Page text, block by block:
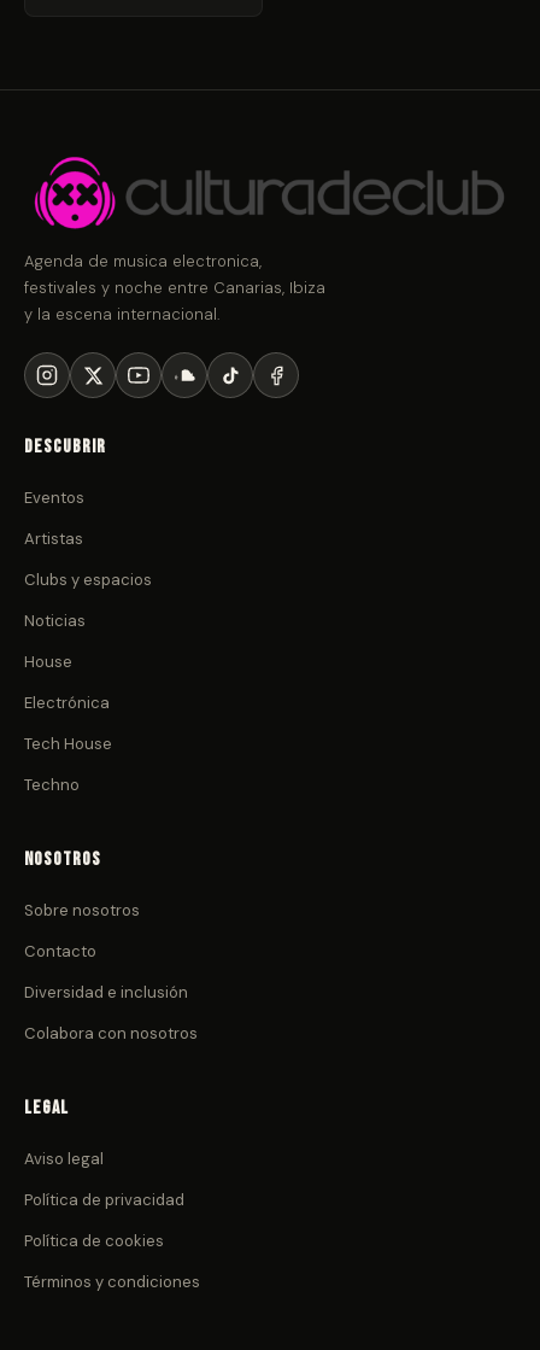
Agenda de musica electronica,
festivales y noche entre Canarias, Ibiza
y la escena internacional.
Descubrir
Eventos
Artistas
Clubs y espacios
Noticias
House
Electrónica
Tech House
Techno
Nosotros
Sobre nosotros
Contacto
Diversidad e inclusión
Colabora con nosotros
Legal
Aviso legal
Política de privacidad
Política de cookies
Términos y condiciones